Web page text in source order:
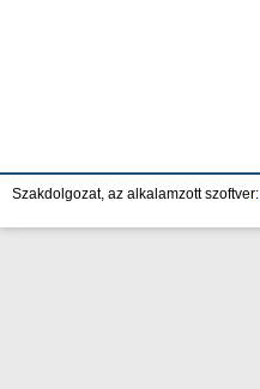
Szakdolgozat, az alkalamzott szoftver: